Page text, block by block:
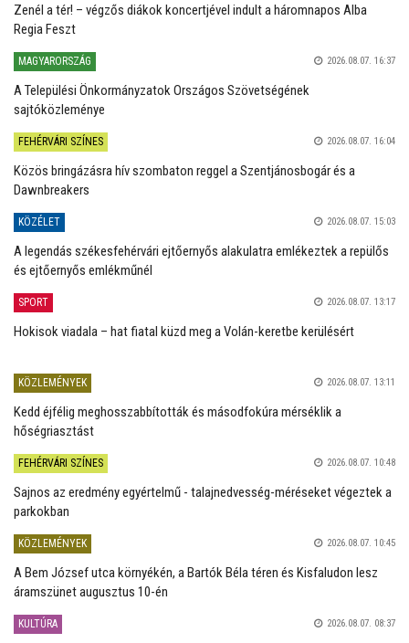
Zenél a tér! – végzős diákok koncertjével indult a háromnapos Alba
Regia Feszt
MAGYARORSZÁG 2026.08.07. 16:37
A Települési Önkormányzatok Országos Szövetségének
sajtóközleménye
FEHÉRVÁRI SZÍNES 2026.08.07. 16:04
Közös bringázásra hív szombaton reggel a Szentjánosbogár és a
Dawnbreakers
KÖZÉLET 2026.08.07. 15:03
A legendás székesfehérvári ejtőernyős alakulatra emlékeztek a repülős
és ejtőernyős emlékműnél
SPORT 2026.08.07. 13:17
Hokisok viadala – hat fiatal küzd meg a Volán-keretbe kerülésért
KÖZLEMÉNYEK 2026.08.07. 13:11
Kedd éjfélig meghosszabbították és másodfokúra mérséklik a
hőségriasztást
FEHÉRVÁRI SZÍNES 2026.08.07. 10:48
Sajnos az eredmény egyértelmű - talajnedvesség-méréseket végeztek a
parkokban
KÖZLEMÉNYEK 2026.08.07. 10:45
A Bem József utca környékén, a Bartók Béla téren és Kisfaludon lesz
áramszünet augusztus 10-én
KULTÚRA 2026.08.07. 08:37